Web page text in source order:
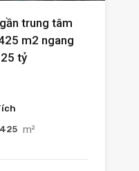
trung tâm
m2 ngang
tỷ
425 m²